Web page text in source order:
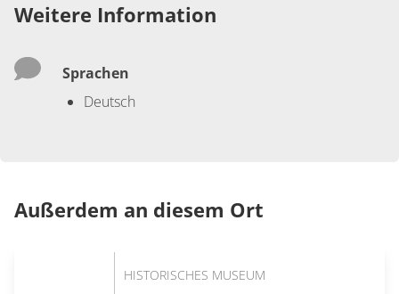
Weitere Information
Sprachen
Deutsch
Außerdem an diesem Ort
HISTORISCHES MUSEUM